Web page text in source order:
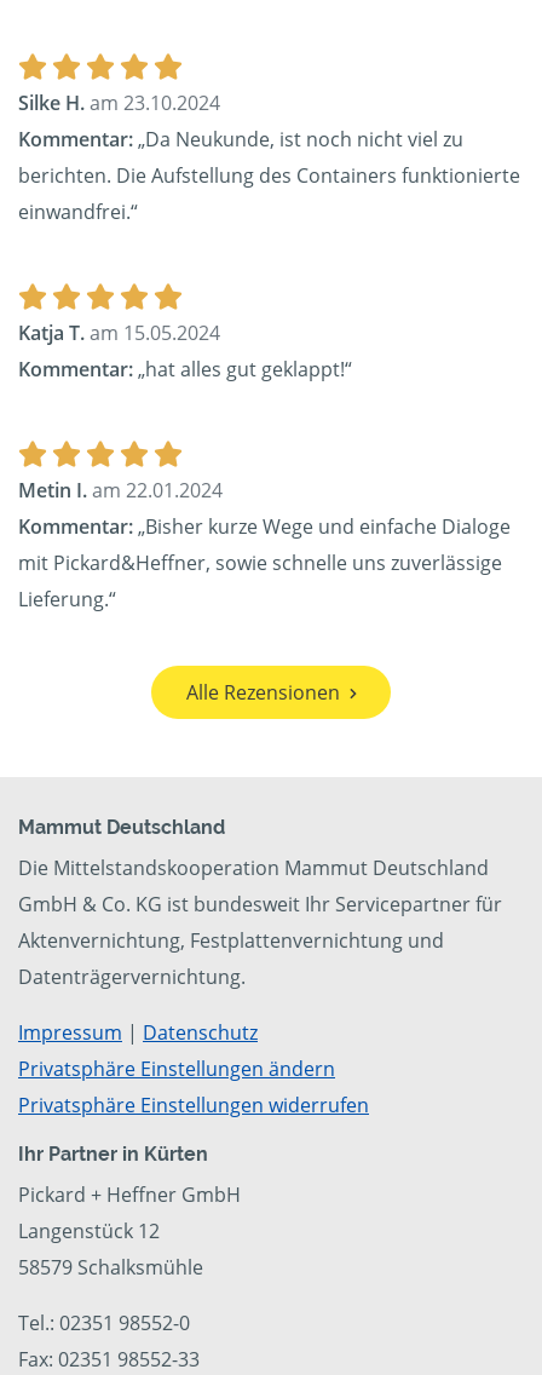
Silke H.am 23.10.2024
Kommentar:„Da Neukunde, ist noch nicht viel zu
berichten. Die Aufstellung des Containers funktionierte
einwandfrei.“
Katja T.am 15.05.2024
Kommentar:„hat alles gut geklappt!“
Metin I.am 22.01.2024
Kommentar:„Bisher kurze Wege und einfache Dialoge
mit Pickard&Heffner, sowie schnelle uns zuverlässige
Lieferung.“
Alle Rezensionen
Mammut Deutschland
Die Mittelstandskooperation Mammut Deutschland
GmbH & Co. KG ist bundesweit Ihr Servicepartner für
Aktenvernichtung, Festplattenvernichtung und
Datenträgervernichtung.
Impressum | Datenschutz
Privatsphäre Einstellungen ändern
Privatsphäre Einstellungen widerrufen
Ihr Partner in Kürten
Pickard + Heffner GmbH
Langenstück 12
58579 Schalksmühle
Tel.: 02351 98552-0
Fax: 02351 98552-33